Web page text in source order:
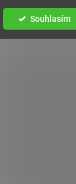
Souhlasím